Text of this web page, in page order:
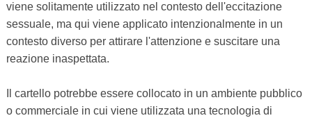
viene solitamente utilizzato nel contesto dell'eccitazione
sessuale, ma qui viene applicato intenzionalmente in un
contesto diverso per attirare l'attenzione e suscitare una
reazione inaspettata.
Il cartello potrebbe essere collocato in un ambiente pubblico
o commerciale in cui viene utilizzata una tecnologia di